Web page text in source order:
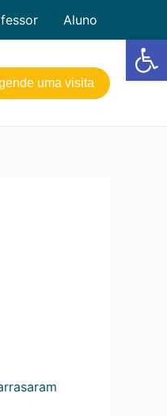
Aluno
uma visita
Barra de